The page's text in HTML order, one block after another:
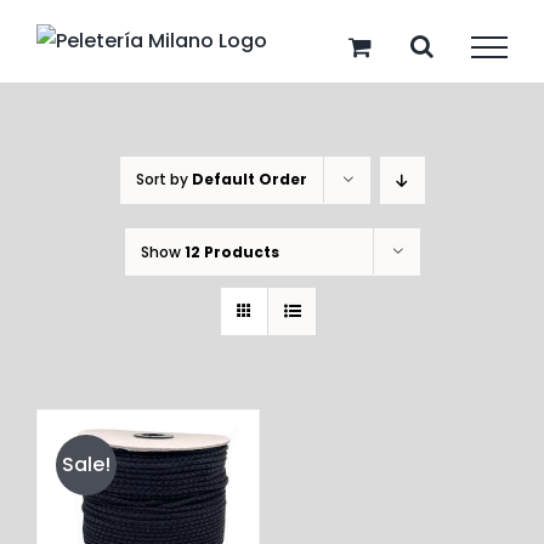
content
Sort by Default Order
Show12 Products
Sale!